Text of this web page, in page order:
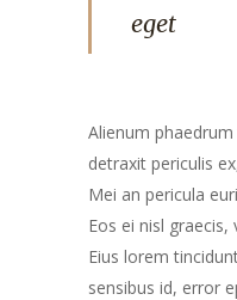
eget
Alienum
detraxit periculis
Mei an pericula
Eos ei nisl
Eius lorem
sensibus id, error